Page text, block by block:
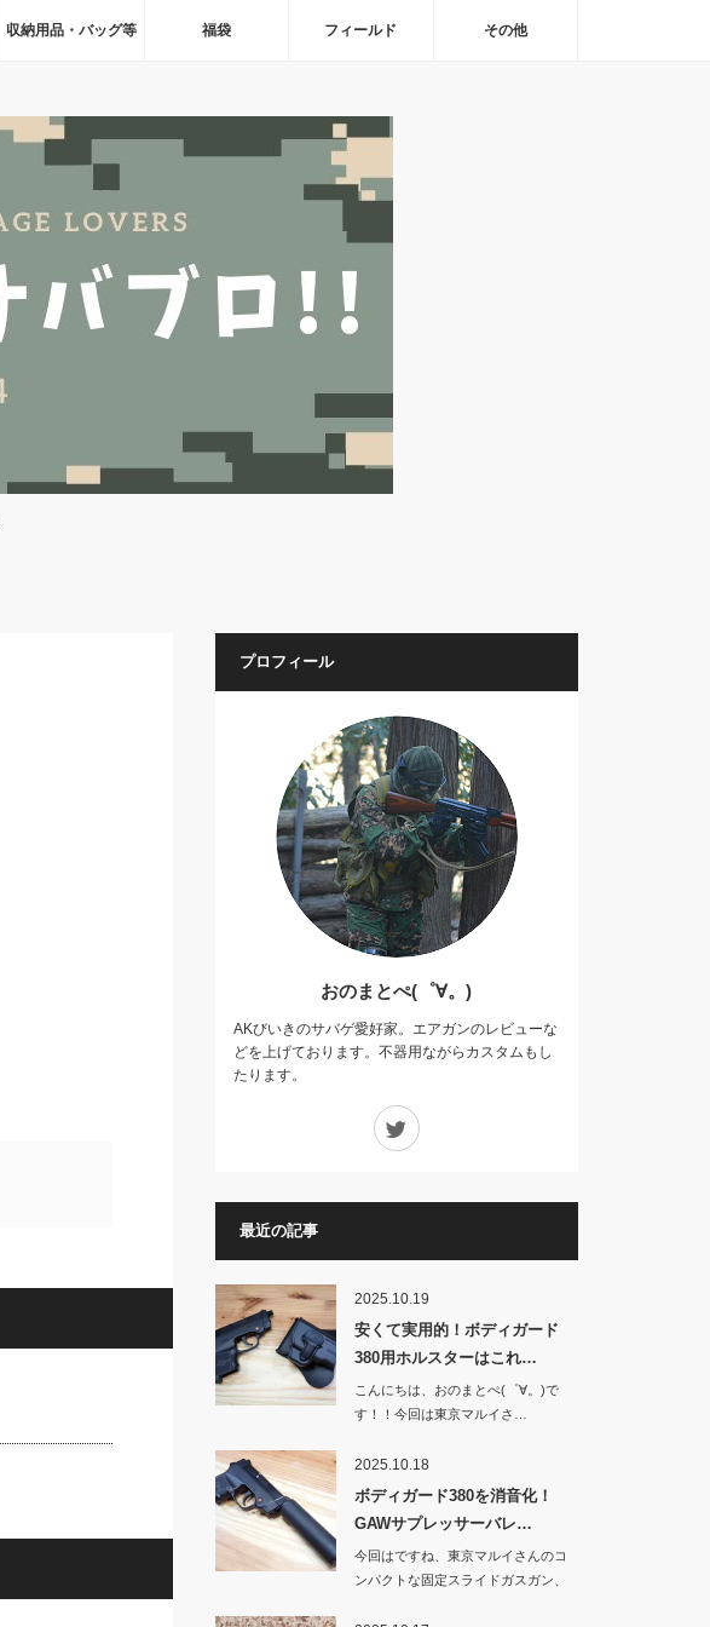
収納用品・バッグ等 福袋 フィールド その他
プロフィール
おのまとぺ(゜∀。)
AKびいきのサバゲ愛好家。エアガンのレビューな
どを上げております。不器用ながらカスタムもし
たります。
最近の記事
2025.10.19
安くて実用的！ボディガード
380用ホルスターはこれ…
こんにちは、おのまとぺ(゜∀。)で
す！！今回は東京マルイさ…
2025.10.18
ボディガード380を消音化！
GAWサプレッサーバレ…
今回はですね、東京マルイさんのコ
ンパクトな固定スライドガスガン、